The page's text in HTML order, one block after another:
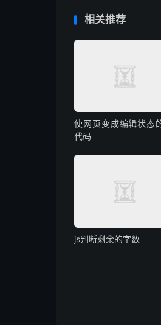
相关推荐
使网页变成编辑状态
代码
js判断剩余的字数